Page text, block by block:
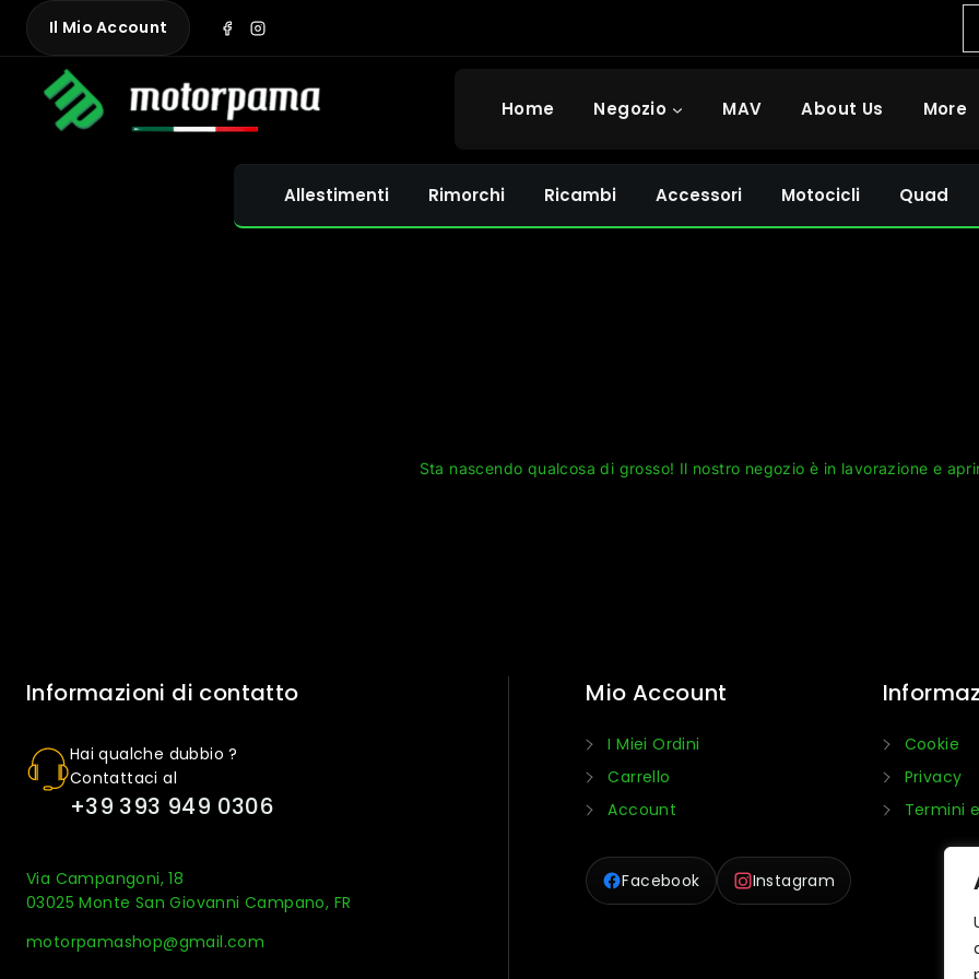
Skip
content
Il Mio Account
Home Negozio MAV About Us More
Allestimenti Rimorchi Ricambi Accessori Motocicli Quad
Sta nascendo qualcosa di grosso! Il nostro negozio è in lavorazione e
Informazioni di contatto
Hai qualche dubbio ?
Contattaci al
+39 393 949 0306
Via Campangoni, 18
03025 Monte San Giovanni Campano, FR
motorpamashop@gmail.com
Mio Account
I Miei Ordini
Carrello
Account
Facebook Instagram
Cookie
Privacy
Termini